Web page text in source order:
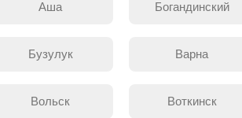
Аша Богандинский
Бузулук Варна
Вольск Воткинск